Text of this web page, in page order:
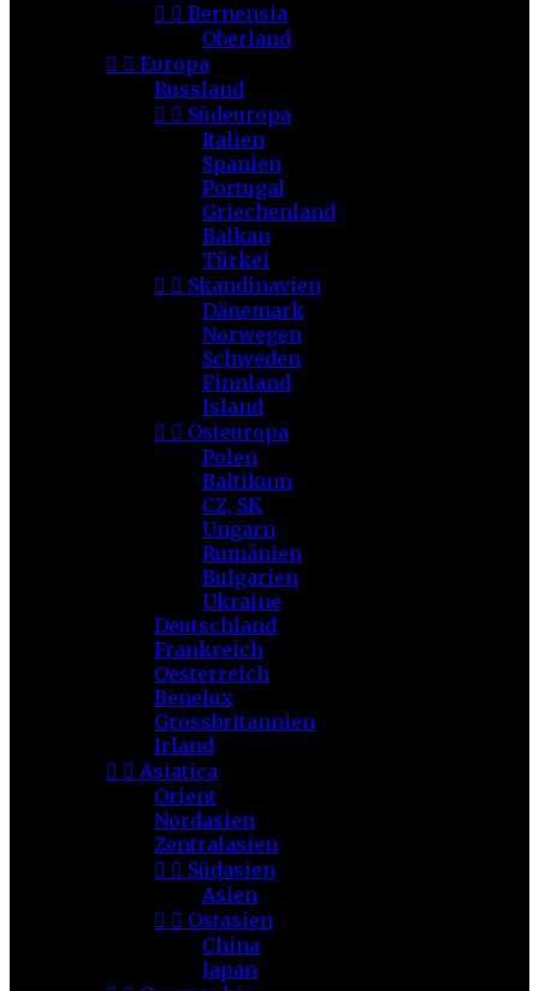
  Bernensia
Oberland
  Europa
Russland
  Südeuropa
Italien
Spanien
Portugal
Griechenland
Balkan
Türkei
  Skandinavien
Dänemark
Norwegen
Schweden
Finnland
Island
  Osteuropa
Polen
Baltikum
CZ, SK
Ungarn
Rumänien
Bulgarien
Ukraine
Deutschland
Frankreich
Oesterreich
Benelux
Grossbritannien
Irland
  Asiatica
Orient
Nordasien
Zentralasien
  Südasien
Asien
  Ostasien
China
Japan